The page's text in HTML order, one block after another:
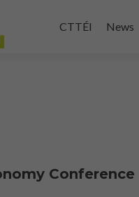
to
CTTÉI News
Conference